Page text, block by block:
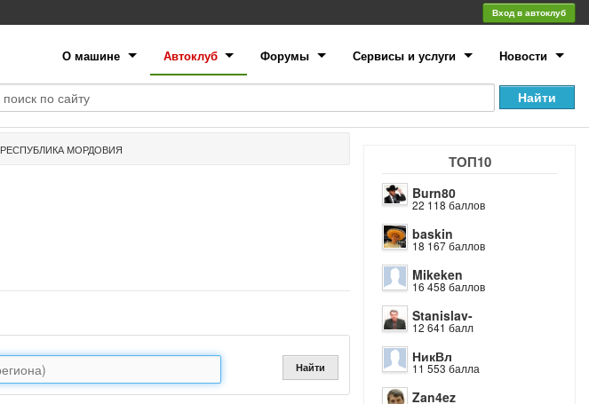
Вход в автоклуб
О машине Автоклуб Форумы Сервисы и услуги Новости
ТОП10
Burn80
22 118 баллов
baskin
18 167 баллов
Mikeken
16 458 баллов
Stanislav-
12 641 балл
НикВл
11 553 балла
Zan4ez
РЕСПУБЛИКА МОРДОВИЯ
Найти